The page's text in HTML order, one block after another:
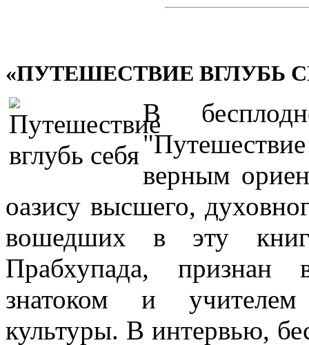
«ПУТЕШЕСТВИЕ ВГЛУБЬ
В
верным
оазису высшего,
вошедших в эту
Прабхупада,
знатоком и
культуры. В интервью,